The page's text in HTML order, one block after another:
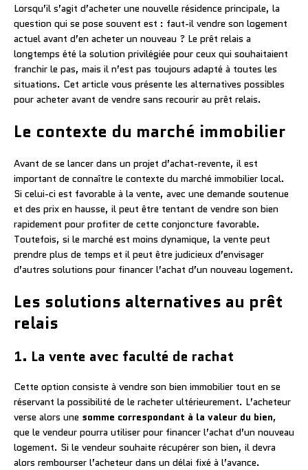
Lorsqu’il s’agit d’acheter une nouvelle résidence principale, la
question qui se pose souvent est : faut-il vendre son logement
actuel avant d’en acheter un nouveau ? Le prêt relais a
longtemps été la solution privilégiée pour ceux qui souhaitaient
franchir le pas, mais il n’est pas toujours adapté à toutes les
situations. Cet article vous présente les alternatives possibles
pour acheter avant de vendre sans recourir au prêt relais.
Le contexte du marché immobilier
Avant de se lancer dans un projet d’achat-revente, il est
important de connaître le contexte du marché immobilier local.
Si celui-ci est favorable à la vente, avec une demande soutenue
et des prix en hausse, il peut être tentant de vendre son bien
rapidement pour profiter de cette conjoncture favorable.
Toutefois, si le marché est moins dynamique, la vente peut
prendre plus de temps et il peut être judicieux d’envisager
d’autres solutions pour financer l’achat d’un nouveau logement.
Les solutions alternatives au prêt
relais
1. La vente avec faculté de rachat
Cette option consiste à vendre son bien immobilier tout en se
réservant la possibilité de le racheter ultérieurement. L’acheteur
verse alors une somme correspondant à la valeur du bien,
que le vendeur pourra utiliser pour financer l’achat d’un nouveau
logement. Si le vendeur souhaite récupérer son bien, il devra
alors rembourser l’acheteur dans un délai fixé à l’avance.